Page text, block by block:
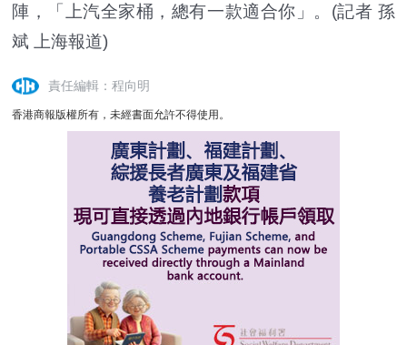
陣，「上汽全家桶，總有一款適合你」。(記者 孫
斌 上海報道)
責任編輯：程向明
香港商報版權所有，未經書面允許不得使用。